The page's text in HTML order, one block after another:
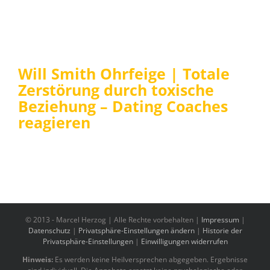
Will Smith Ohrfeige | Totale
Zerstörung durch toxische
Beziehung – Dating Coaches
reagieren
© 2013 - Marcel Herzog | Alle Rechte vorbehalten | Impressum |
Datenschutz | Privatsphäre-Einstellungen ändern| Historie der
Privatsphäre-Einstellungen| Einwilligungen widerrufen
Hinweis: Es werden keine Heilversprechen abgegeben. Ergebnisse